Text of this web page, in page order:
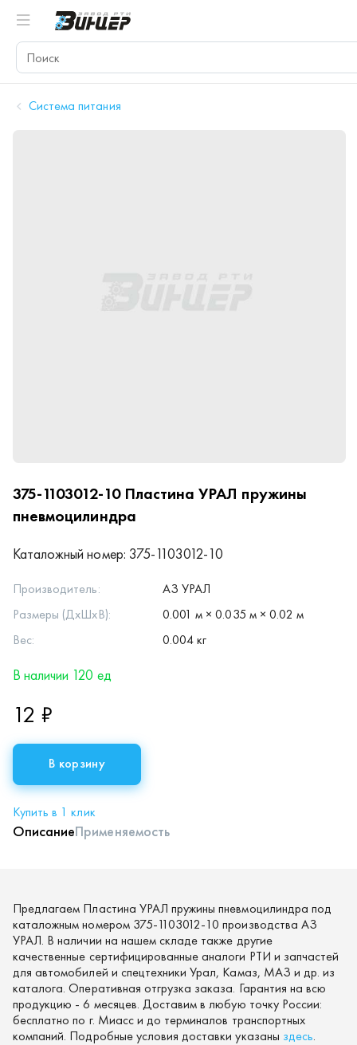
Система питания
375-1103012-10 Пластина УРАЛ пружины
пневмоцилиндра
Каталожный номер: 375-1103012-10
Производитель:
АЗ УРАЛ
Размеры (ДхШхВ):
0.001 м × 0.035 м × 0.02 м
Вес:
0.004 кг
В наличии 120 ед
12 ₽
В корзину
Купить в 1 клик
ОписаниеПрименяемость
Предлагаем Пластина УРАЛ пружины пневмоцилиндра под
каталожным номером 375-1103012-10 производства АЗ
УРАЛ. В наличии на нашем складе также другие
качественные сертифицированные аналоги РТИ и запчастей
для автомобилей и спецтехники Урал, Камаз, МАЗ и др. из
каталога. Оперативная отгрузка заказа. Гарантия на всю
продукцию - 6 месяцев. Доставим в любую точку России:
бесплатно по г. Миасс и до терминалов транспортных
компаний. Подробные условия доставки указаны здесь.